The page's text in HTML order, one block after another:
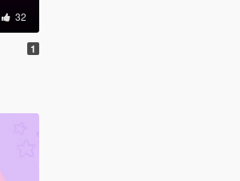
32
1